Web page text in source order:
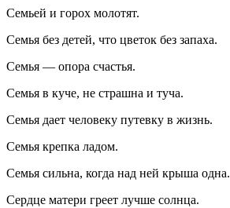
Семьей и горох молотят.
Семья без детей, что цветок без запаха.
Семья — опора счастья.
Семья в куче, не страшна и туча.
Семья дает человеку путевку в жизнь.
Семья крепка ладом.
Семья сильна, когда над ней крыша одна.
Сердце матери греет лучше солнца.